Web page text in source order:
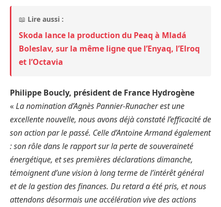
📖 Lire aussi :
Skoda lance la production du Peaq à Mladá
Boleslav, sur la même ligne que l’Enyaq, l’Elroq
et l’Octavia
Philippe Boucly, président de France Hydrogène
«La nomination d’Agnès Pannier-Runacher est une
excellente nouvelle, nous avons déjà constaté l’efficacité de
son action par le passé. Celle d’Antoine Armand également
: son rôle dans le rapport sur la perte de souveraineté
énergétique, et ses premières déclarations dimanche,
témoignent d’une vision à long terme de l’intérêt général
et de la gestion des finances. Du retard a été pris, et nous
attendons désormais une accélération vive des actions